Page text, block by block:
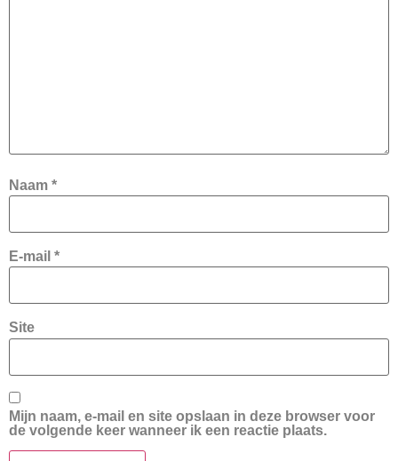
Naam *
E-mail *
Site
Mijn naam, e-mail en site opslaan in deze browser voor
de volgende keer wanneer ik een reactie plaats.